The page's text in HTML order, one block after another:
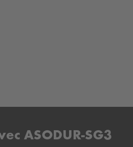
ASODUR-SG3